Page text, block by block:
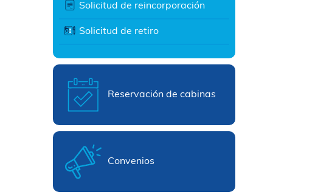
Solicitud de reincorporación
Solicitud de retiro
Reservación de cabinas
Convenios